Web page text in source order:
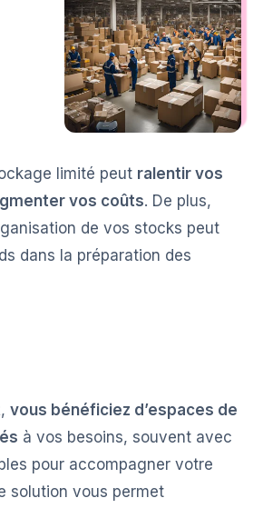
limité peut ralentir vos
vos coûts. De plus,
de vos stocks peut
dans la préparation des
, vous bénéficiez d’espaces de
à vos besoins, souvent avec
pour accompagner votre
solution vous permet